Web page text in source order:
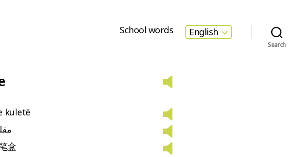
School words English
Search
kuletë
盒